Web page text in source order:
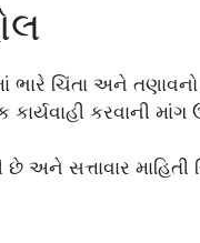
ચિંતા અને તણાવનો
કરવાની માંગ
સત્તાવાર માહિતી